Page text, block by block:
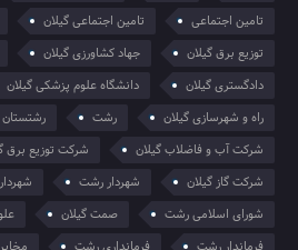
تامین اجتماعی
تامین اجتماعی گیلان
توزیع برق گیلان
جهاد کشاورزی گیلان
دادگستری گیلان
دانشگاه علوم پزشکی گیلان
راه و شهرسازی گیلان
رشت
رشتستان
شرکت آب و فاضلاب گیلان
شرکت توزیع برق
شرکت گاز گیلان
شهردار رشت
شورای اسلامی رشت
صمت گیلان